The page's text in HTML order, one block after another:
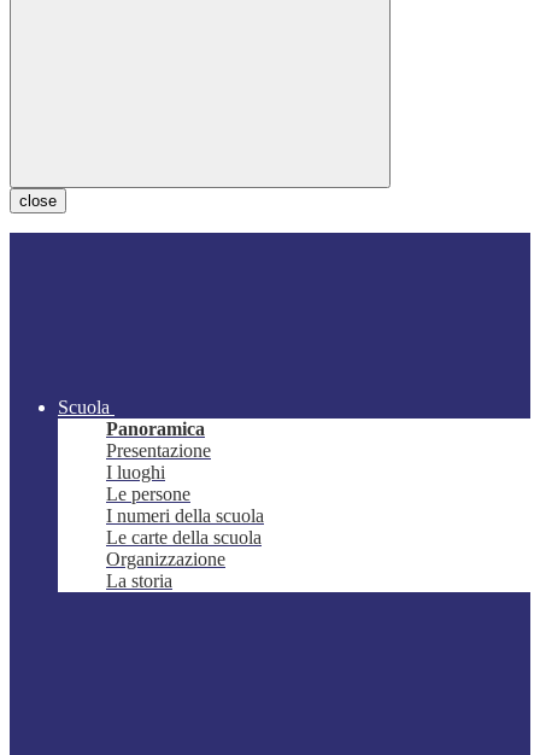
close
Scuola
Panoramica
Presentazione
I luoghi
Le persone
I numeri della scuola
Le carte della scuola
Organizzazione
La storia